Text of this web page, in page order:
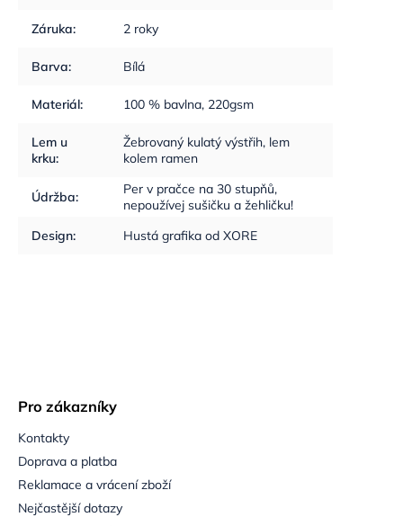
Záruka: 2 roky
Barva: Bílá
Materiál: 100 % bavlna, 220gsm
Lem u
krku:
Žebrovaný kulatý výstřih, lem
kolem ramen
Údržba:
Per v pračce na 30 stupňů,
nepoužívej sušičku a žehličku!
Design: Hustá grafika od XORE
Pro zákazníky
Kontakty
Doprava a platba
Reklamace a vrácení zboží
Nejčastější dotazy